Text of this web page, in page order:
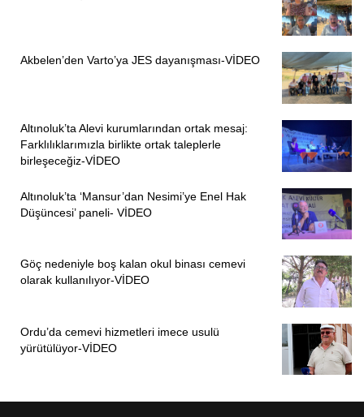
Akbelen’den Varto’ya JES dayanışması-VİDEO
Altınoluk’ta Alevi kurumlarından ortak mesaj:
Farklılıklarımızla birlikte ortak taleplerle
birleşeceğiz-VİDEO
Altınoluk’ta ‘Mansur’dan Nesimi’ye Enel Hak
Düşüncesi’ paneli- VİDEO
Göç nedeniyle boş kalan okul binası cemevi
olarak kullanılıyor-VİDEO
Ordu’da cemevi hizmetleri imece usulü
yürütülüyor-VİDEO